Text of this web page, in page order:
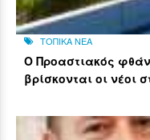
ΤΟΠΙΚΑ ΝΕΑ
Ο Προαστιακός
βρίσκονται οι νέοι